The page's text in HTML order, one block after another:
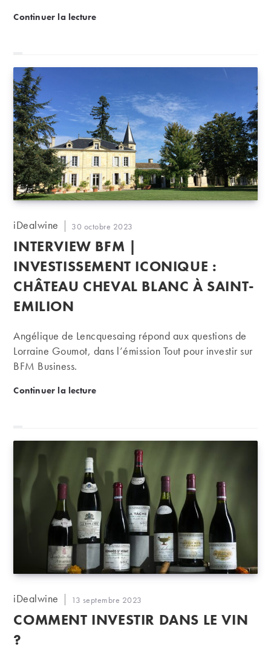
Continuer la lectureTout savoir sur la Vente aux enchères des
Auteur/autrice
publication :
iDealwine
Publication
publiée :
30 octobre 2023
INTERVIEW BFM |
INVESTISSEMENT ICONIQUE :
CHÂTEAU CHEVAL BLANC À SAINT-
EMILION
Angélique de Lencquesaing répond aux questions de
Lorraine Goumot, dans l’émission Tout pour investir sur
BFM Business.
Continuer la lectureInterview BFM | Investissement iconique :
Auteur/autrice
la
publication :
iDealwine
Publication
publiée :
13 septembre 2023
COMMENT INVESTIR DANS LE VIN
?